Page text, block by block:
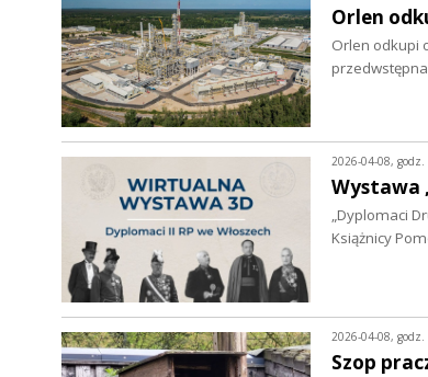
Orlen
Orlen odkupi
2026-04-08, godz.
Wystawa
„Dyplomaci
Książnicy
2026-04-08, godz.
Szop